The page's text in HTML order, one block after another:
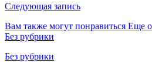
Следующая запись
Вам также могут понравиться Еще
Без рубрики
Без рубрики